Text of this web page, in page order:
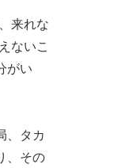
来れな
ないこ
がい
、タカ
、その